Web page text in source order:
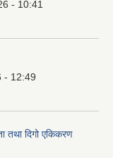
- 10:41
- 12:49
तथा दिगो एकिकरण